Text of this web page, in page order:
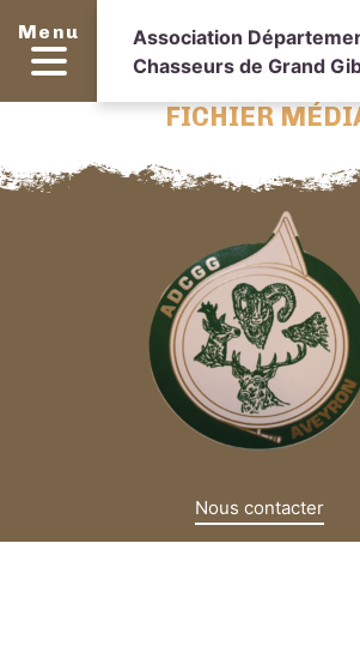
Menu
Association
Chasseurs de Grand
FICHIER
Nous contacter